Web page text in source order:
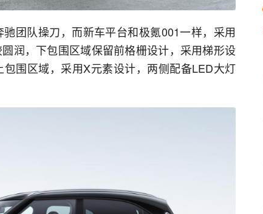
团队操刀，而新车平台和极氪001一样，采用
润，下包围区域保留前格栅设计，采用梯形设
围区域，采用X元素设计，两侧配备LED大灯